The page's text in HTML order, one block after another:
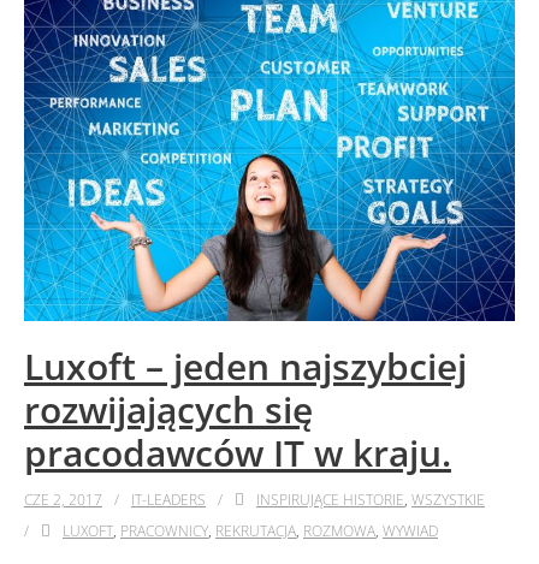
Luxoft – jeden najszybciej
rozwijających się
pracodawców IT w kraju.
CZE 2, 2017 IT-LEADERS INSPIRUJĄCE HISTORIE, WSZYSTKIE
LUXOFT, PRACOWNICY, REKRUTACJA, ROZMOWA, WYWIAD